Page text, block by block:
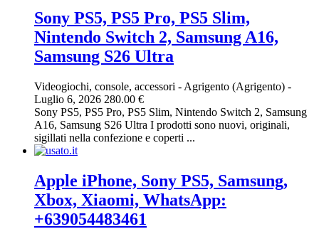
Sony PS5, PS5 Pro, PS5 Slim,
Nintendo Switch 2, Samsung A16,
Samsung S26 Ultra
Videogiochi, console, accessori - Agrigento (Agrigento) -
Luglio 6, 2026 280.00 €
Sony PS5, PS5 Pro, PS5 Slim, Nintendo Switch 2, Samsung
A16, Samsung S26 Ultra I prodotti sono nuovi, originali,
sigillati nella confezione e coperti ...
Apple iPhone, Sony PS5, Samsung,
Xbox, Xiaomi, WhatsApp:
+639054483461